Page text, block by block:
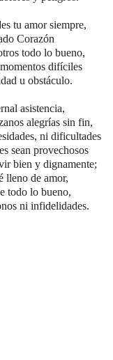
tu amor siempre,
Corazón
todo lo bueno,
difíciles
u obstáculo.
asistencia,
alegrías sin fin,
ni dificultades
sean provechosos
bien y dignamente;
lleno de amor,
todo lo bueno,
ni infidelidades.